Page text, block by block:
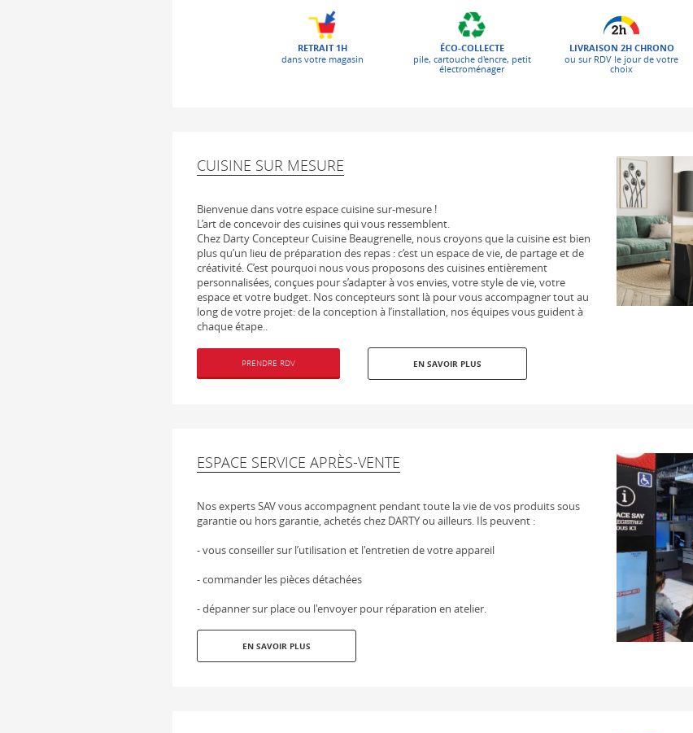
RETRAIT 1H
dans votre magasin
ÉCO-COLLECTE
pile, cartouche d'encre, petit
électroménager
LIVRAISON 2H CHRONO
ou sur RDV le jour de votre
choix
CUISINE SUR MESURE
Bienvenue dans votre espace cuisine sur-mesure !
L’art de concevoir des cuisines qui vous ressemblent.
Chez Darty Concepteur Cuisine Beaugrenelle, nous croyons que la cuisine est bien
plus qu’un lieu de préparation des repas : c’est un espace de vie, de partage et de
créativité. C’est pourquoi nous vous proposons des cuisines entièrement
personnalisées, conçues pour s’adapter à vos envies, votre style de vie, votre
espace et votre budget. Nos concepteurs sont là pour vous accompagner tout au
long de votre projet: de la conception à l’installation, nos équipes vous guident à
chaque étape..
PRENDRE RDV EN SAVOIR PLUS
ESPACE SERVICE APRÈS-VENTE
Nos experts SAV vous accompagnent pendant toute la vie de vos produits sous
garantie ou hors garantie, achetés chez DARTY ou ailleurs. Ils peuvent :
- vous conseiller sur l’utilisation et l'entretien de votre appareil
- commander les pièces détachées
- dépanner sur place ou l'envoyer pour réparation en atelier.
EN SAVOIR PLUS